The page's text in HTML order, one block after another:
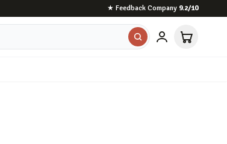
★ Feedback Company 9.2/10